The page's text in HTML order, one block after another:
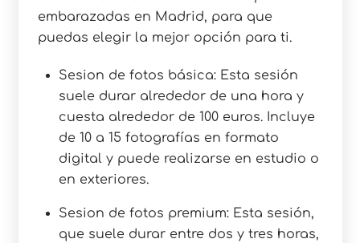
embarazadas en Madrid, para que
puedas elegir la mejor opción para ti.
Sesion de fotos básica: Esta sesión
suele durar alrededor de una hora y
cuesta alrededor de 100 euros. Incluye
de 10 a 15 fotografías en formato
digital y puede realizarse en estudio o
en exteriores.
Sesion de fotos premium: Esta sesión,
que suele durar entre dos y tres horas,